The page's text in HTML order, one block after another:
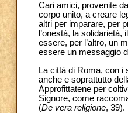
Cari amici, provenite
corpo unito, a creare
altri per imparare, per
l’onestà, la
essere, per l’altro, un
essere un messaggio
La città di Roma, con
anche e soprattutto
Approfittatene per
Signore, come
(De vera religione, 39).